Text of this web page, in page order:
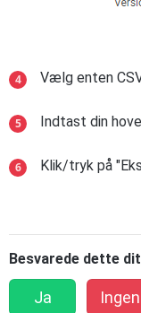
Vælg enten
Indtast din
Klik/tryk på
Besvarede dette
Ja Ingen